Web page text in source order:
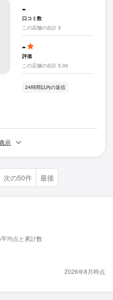
-
口コミ数
この店舗の合計 3
-
評価
この店舗の合計 5.00
24時間以内の返信
示
次の50件 最後
均点と累計数
2026年8月時点